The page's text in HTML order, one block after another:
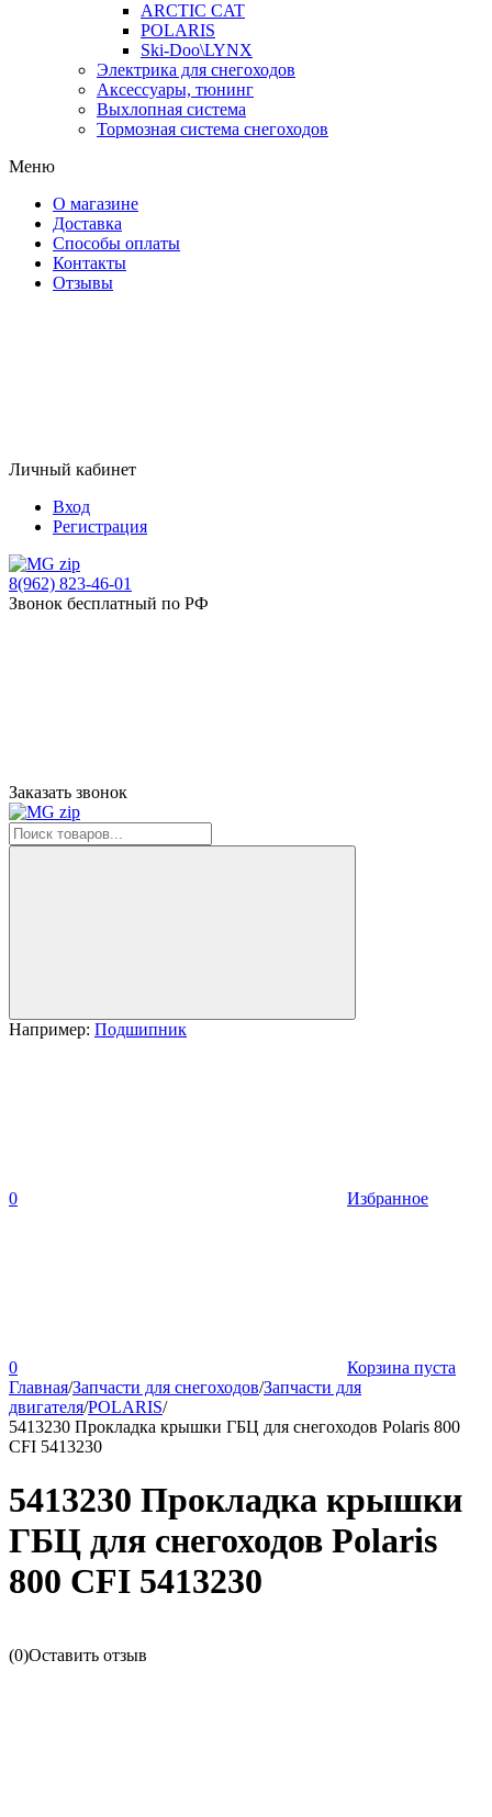
ARCTIC CAT
POLARIS
Ski-Doo\LYNX
Электрика для снегоходов
Аксессуары, тюнинг
Выхлопная система
Тормозная система снегоходов
Меню
О магазине
Доставка
Способы оплаты
Контакты
Отзывы
Личный кабинет
Вход
Регистрация
8(962) 823-46-01
Звонок бесплатный по РФ
Заказать звонок
Например: Подшипник
0 Избранное
0
Корзина пуста
Главная/Запчасти для снегоходов/Запчасти для
двигателя/POLARIS/
5413230 Прокладка крышки ГБЦ для снегоходов Polaris 800
CFI 5413230
5413230 Прокладка крышки
ГБЦ для снегоходов Polaris
800 CFI 5413230
(0)Оставить отзыв